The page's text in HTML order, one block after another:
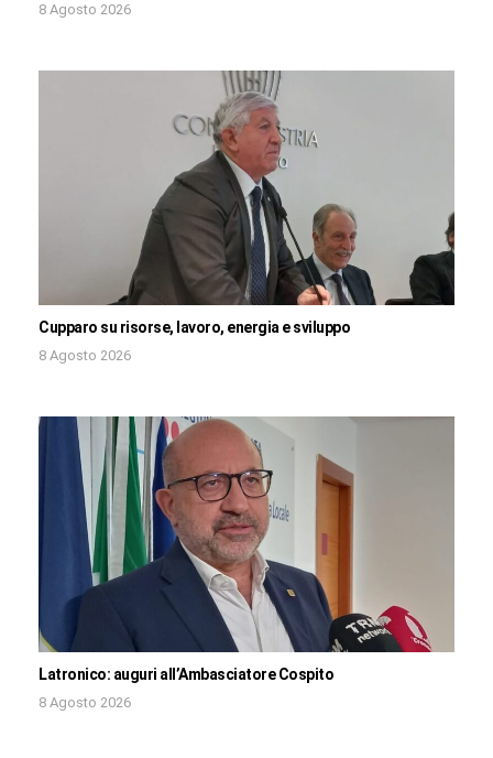
8 Agosto 2026
Cupparo su risorse, lavoro, energia e sviluppo
8 Agosto 2026
Latronico: auguri all’Ambasciatore Cospito
8 Agosto 2026